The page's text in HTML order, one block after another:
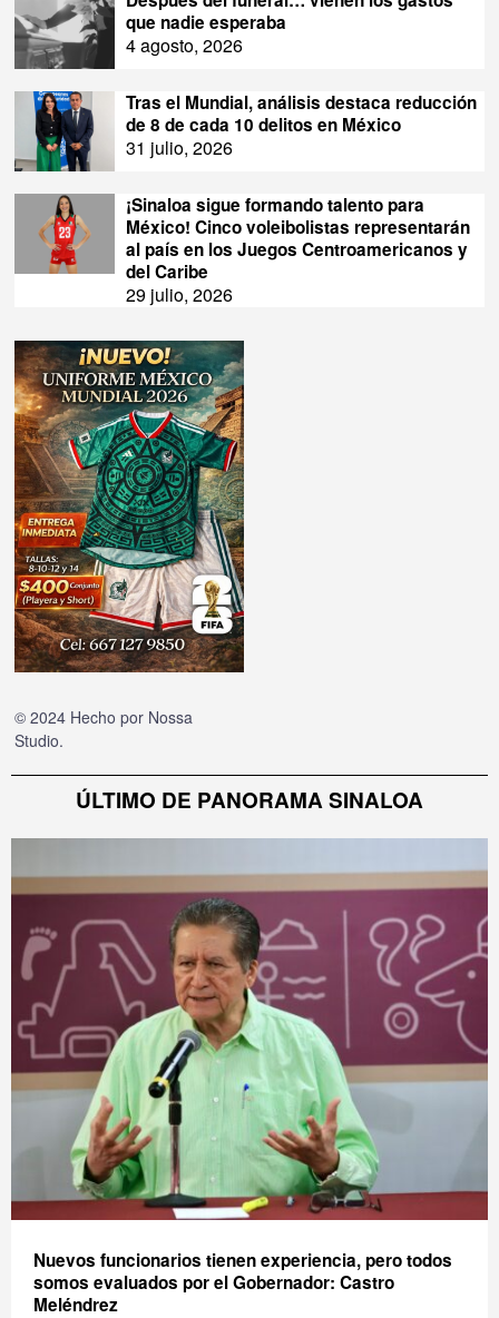
que nadie esperaba
4 agosto, 2026
Tras el Mundial, análisis destaca reducción
de 8 de cada 10 delitos en México
31 julio, 2026
¡Sinaloa sigue formando talento para
México! Cinco voleibolistas representarán
al país en los Juegos Centroamericanos y
del Caribe
29 julio, 2026
© 2024 Hecho por Nossa
Studio.
ÚLTIMO DE PANORAMA SINALOA
Nuevos funcionarios tienen experiencia, pero todos
somos evaluados por el Gobernador: Castro
Meléndrez